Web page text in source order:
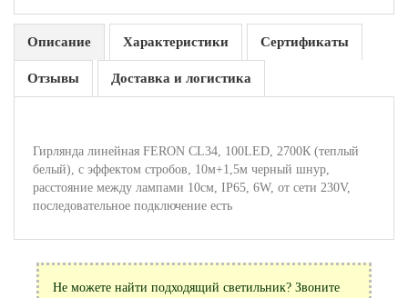
Описание Характеристики Сертификаты
Отзывы Доставка и логистика
Гирлянда линейная FERON CL34, 100LED, 2700К (теплый
белый), с эффектом стробов, 10м+1,5м черный шнур,
расстояние между лампами 10см, IP65, 6W, от сети 230V,
последовательное подключение есть
Не можете найти подходящий светильник? Звоните